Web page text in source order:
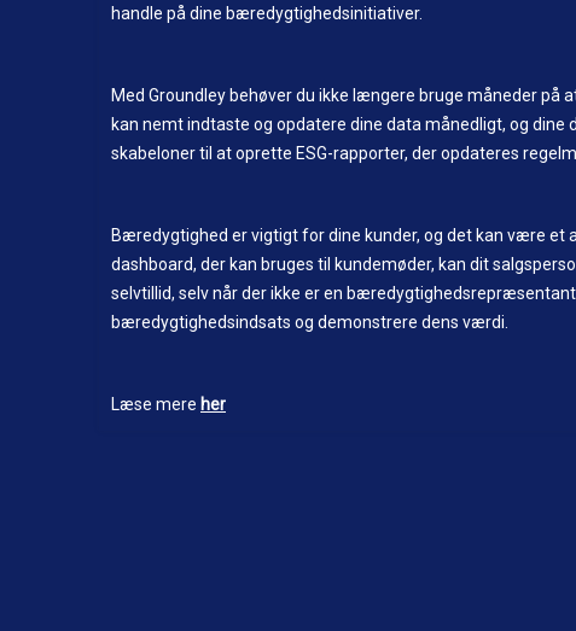
handle på dine bæredygtighedsinitiativer.
Med Groundley behøver du ikke længere bruge måneder
kan nemt indtaste og opdatere dine data månedligt, og
skabeloner til at oprette ESG-rapporter, der opdateres
Bæredygtighed er vigtigt for dine kunder, og det kan være
dashboard, der kan bruges til kundemøder, kan dit
selvtillid, selv når der ikke er en
bæredygtighedsindsats og demonstrere dens værdi.
Læse mere her